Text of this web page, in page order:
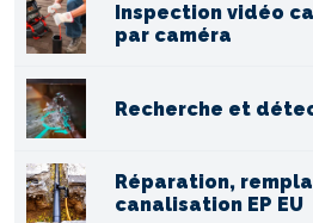
Inspection vidéo
par caméra
Recherche et
Réparation,
canalisation EP EU